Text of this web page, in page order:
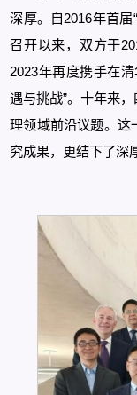
深厚。自2016年首
召开以来，双方于
2023年再度携手在
遇与挑战”。十年来
理领域前沿议题。这
究成果，更结下了深